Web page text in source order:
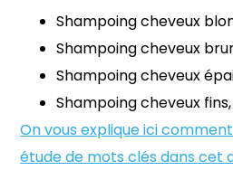
Shampoing cheveux
Shampoing cheveux
Shampoing cheveux
Shampoing cheveux
On vous explique ici
étude de mots clés dans cet